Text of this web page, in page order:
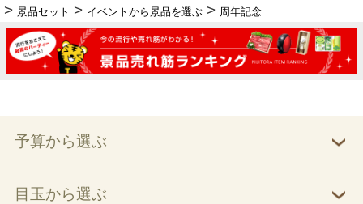
景品セット
イベントから景品を選ぶ 周年記念
予算から選ぶ
目玉から選ぶ